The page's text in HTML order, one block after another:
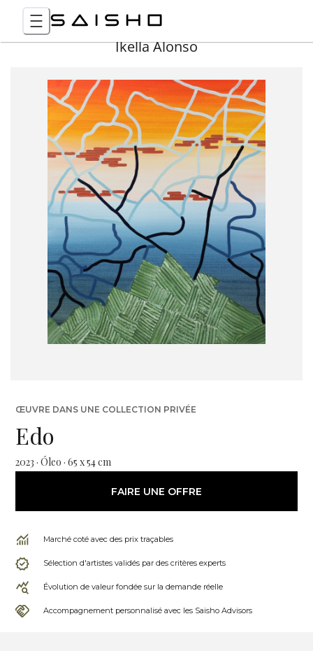
Ikella Alonso
ŒUVRE DANS UNE COLLECTION PRIVÉE
Edo
2023 · Óleo · 65 x 54 cm
FAIRE UNE OFFRE
Marché coté avec des prix traçables
Sélection d'artistes validés par des critères experts
Évolution de valeur fondée sur la demande réelle
Accompagnement personnalisé avec les Saisho Advisors